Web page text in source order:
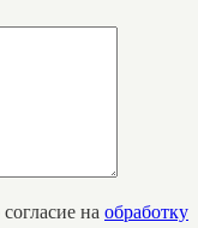
на обработку